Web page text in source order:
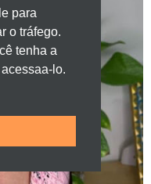
para
o tráfego.
tenha a
lo.